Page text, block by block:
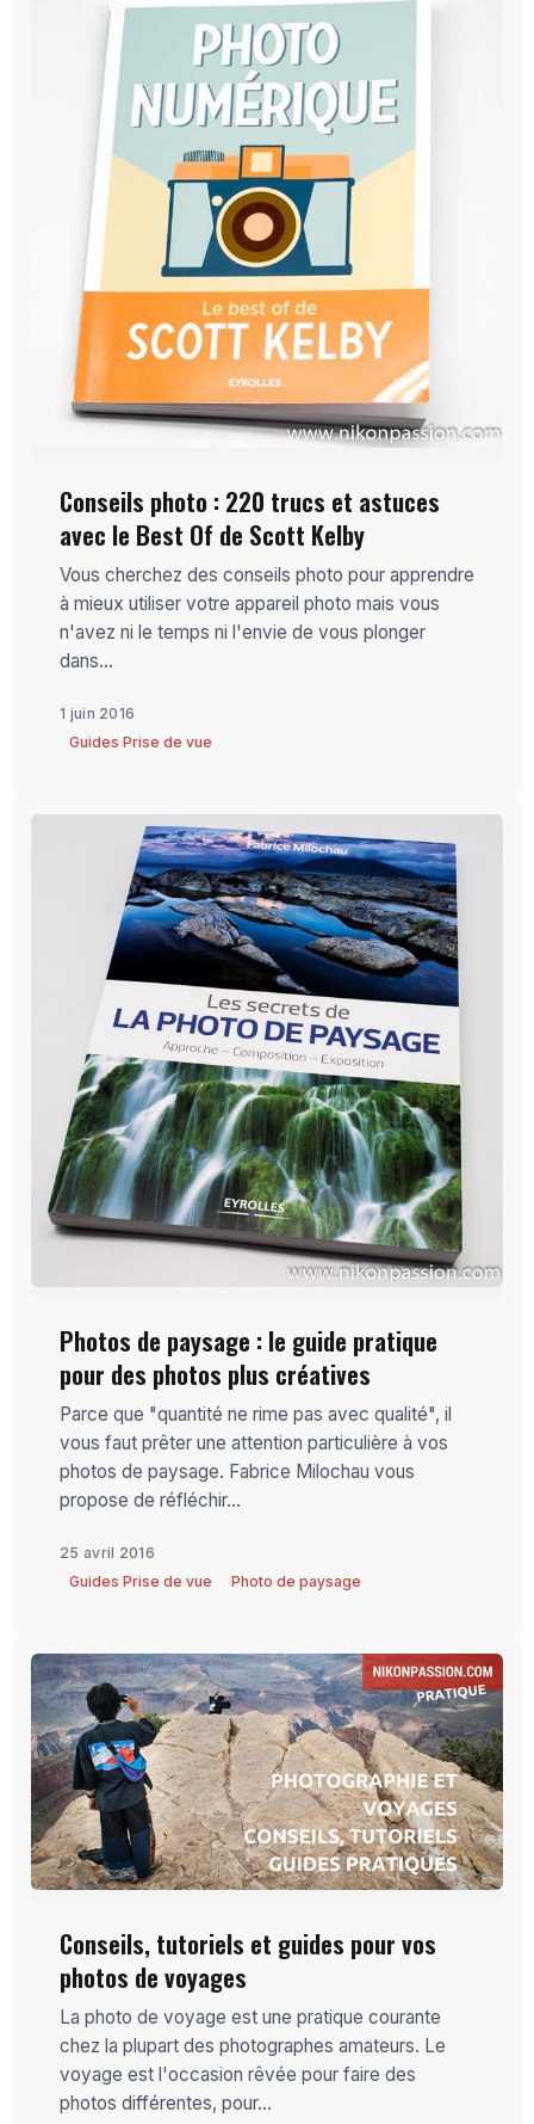
Conseils photo : 220 trucs et astuces
avec le Best Of de Scott Kelby
Vous cherchez des conseils photo pour apprendre
à mieux utiliser votre appareil photo mais vous
n'avez ni le temps ni l'envie de vous plonger
dans...
1 juin 2016
Guides Prise de vue
Photos de paysage : le guide pratique
pour des photos plus créatives
Parce que "quantité ne rime pas avec qualité", il
vous faut prêter une attention particulière à vos
photos de paysage. Fabrice Milochau vous
propose de réfléchir...
25 avril 2016
Guides Prise de vue
Photo de paysage
Conseils, tutoriels et guides pour vos
photos de voyages
La photo de voyage est une pratique courante
chez la plupart des photographes amateurs. Le
voyage est l'occasion rêvée pour faire des
photos différentes, pour...